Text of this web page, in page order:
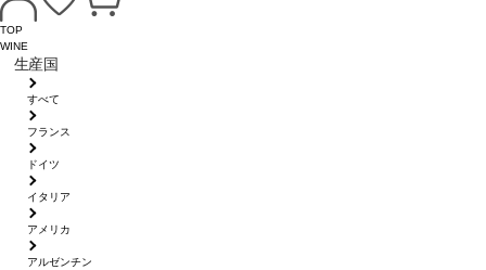
TOP
WINE
生産国
すべて
フランス
ドイツ
イタリア
アメリカ
アルゼンチン